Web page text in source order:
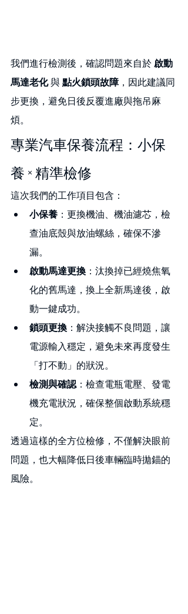
我們進行檢測後，確認問題來自於 啟動
馬達老化 與 點火鎖頭故障，因此建議同
步更換，避免日後反覆進廠與拖吊麻
煩。
專業汽車保養流程：小保
養 × 精準檢修
這次我們的工作項目包含：
小保養 ：更換機油、機油濾芯，檢
查油底殼與放油螺絲，確保不滲
漏。
啟動馬達更換 ：汰換掉已經燒焦氧
化的舊馬達，換上全新馬達後，啟
動一鍵成功。
鎖頭更換 ：解決接觸不良問題，讓
電源輸入穩定，避免未來再度發生
「打不動」的狀況。
檢測與確認 ：檢查電瓶電壓、發電
機充電狀況，確保整個啟動系統穩
定。
透過這樣的全方位檢修，不僅解決眼前
問題，也大幅降低日後車輛臨時拋錨的
風險。